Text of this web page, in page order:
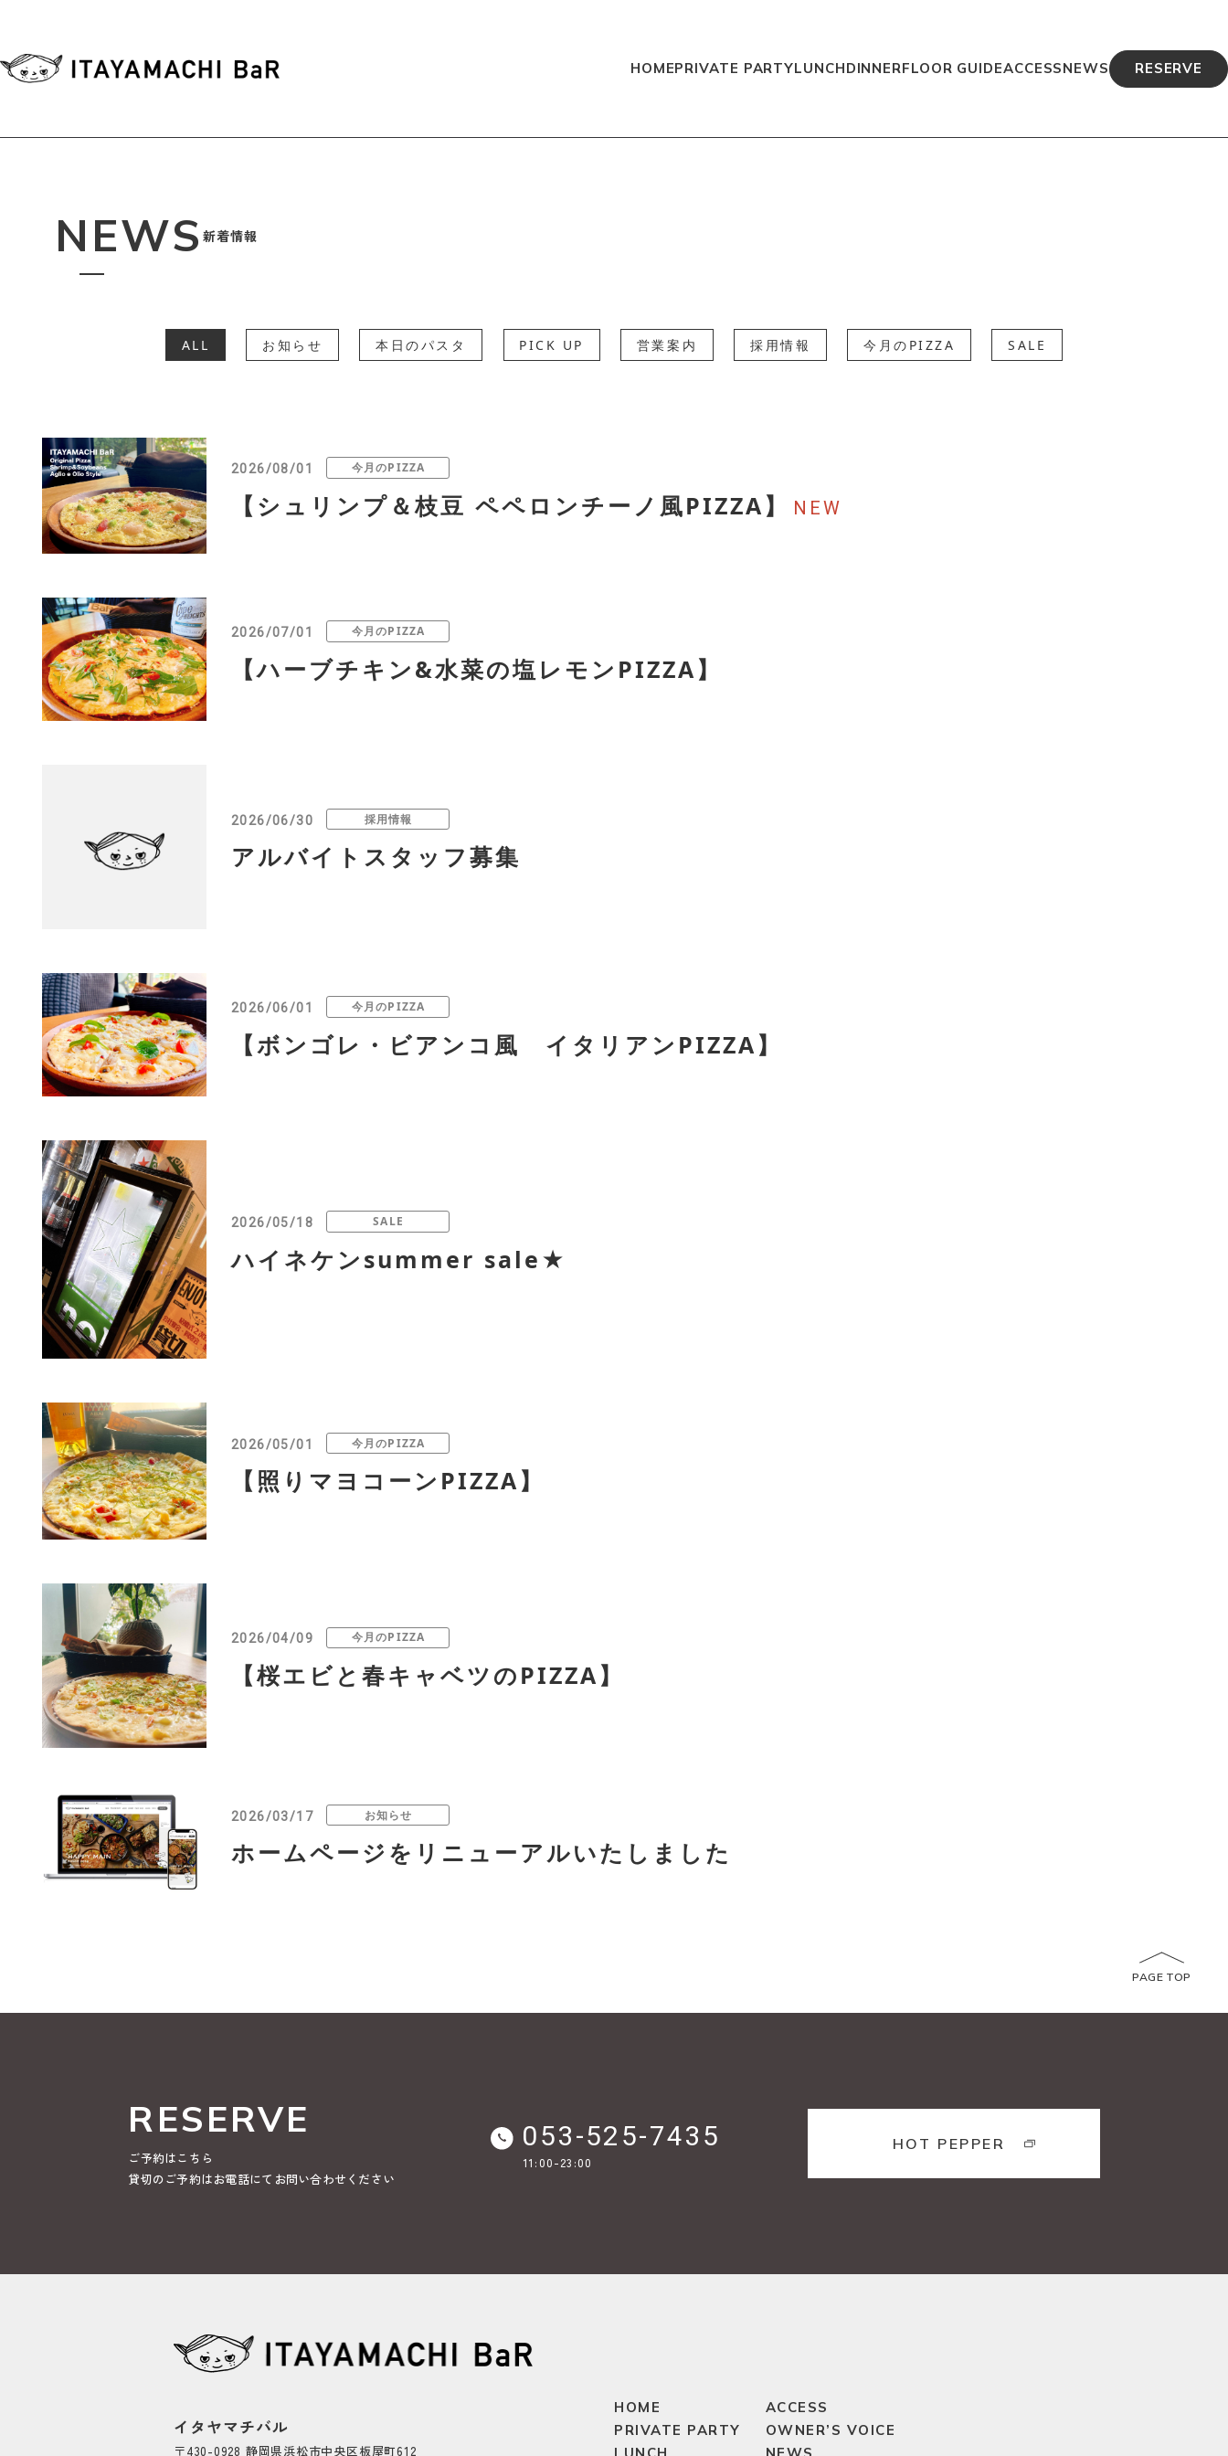
HOMEPRIVATE PARTYLUNCHDINNERFLOOR GUIDEACCESSNEWS RESERVE
NEWS 新着情報
ALL お知らせ 本日のパスタ PICK UP 営業案内 採用情報 今月のPIZZA SALE
2026/08/01 今月のPIZZA
【シュリンプ＆枝豆 ペペロンチーノ風PIZZA】
2026/07/01 今月のPIZZA
【ハーブチキン&水菜の塩レモンPIZZA】
2026/06/30 採用情報
アルバイトスタッフ募集
2026/06/01 今月のPIZZA
【ボンゴレ・ビアンコ風 イタリアンPIZZA】
2026/05/18 SALE
ハイネケンsummer sale★
2026/05/01 今月のPIZZA
【照りマヨコーンPIZZA】
2026/04/09 今月のPIZZA
【桜エビと春キャベツのPIZZA】
2026/03/17 お知らせ
ホームページをリニューアルいたしました
PAGE TOP
RESERVE
ご予約はこちら
貸切のご予約はお電話にてお問い合わせください
053-525-7435
11:00-23:00
HOT PEPPER
イタヤマチバル
〒430-0928 静岡県浜松市中央区板屋町612
HOME
PRIVATE PARTY
ACCESS
OWNER’S VOICE